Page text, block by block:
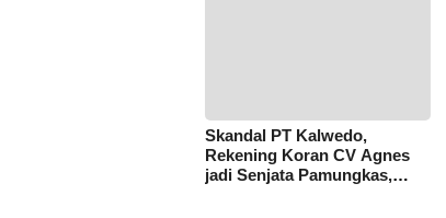
Skandal PT Kalwedo,
Rekening Koran CV Agnes
jadi Senjata Pamungkas,